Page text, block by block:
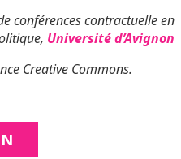
conférences contractuelle en
Université d’Avignon
Creative Commons.